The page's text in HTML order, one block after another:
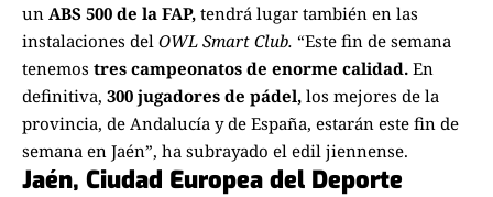
un ABS 500 de la FAP, tendrá lugar también en las
instalaciones del OWL Smart Club. “Este fin de semana
tenemos tres campeonatos de enorme calidad. En
definitiva, 300 jugadores de pádel, los mejores de la
provincia, de Andalucía y de España, estarán este fin de
semana en Jaén”, ha subrayado el edil jiennense.
Jaén, Ciudad Europea del Deporte